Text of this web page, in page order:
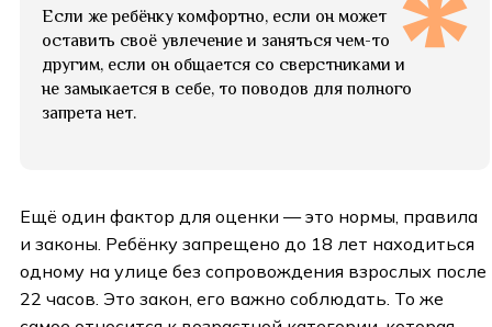
Если же ребёнку комфортно, если он может
оставить своё увлечение и заняться чем-то
другим, если он общается со сверстниками и
не замыкается в себе, то поводов для полного
запрета нет.
Ещё один фактор для оценки — это нормы, правила
и законы. Ребёнку запрещено до 18 лет находиться
одному на улице без сопровождения взрослых после
22 часов. Это закон, его важно соблюдать. То же